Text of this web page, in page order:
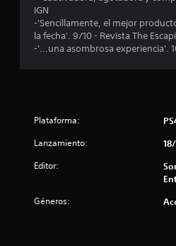
IGN
-'Sencillamente, el mejor
la fecha'. 9/10 - Revista The
-'...una asombrosa experiencia'.
Plataforma:
Lanzamiento:
Editor:
Géneros: